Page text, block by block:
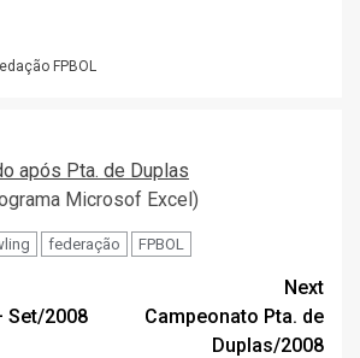
FPBOL
após Pta. de Duplas
Microsof Excel)
federação FPBOL
Set/2008
Next
Campeonato Pta. de
Duplas/2008